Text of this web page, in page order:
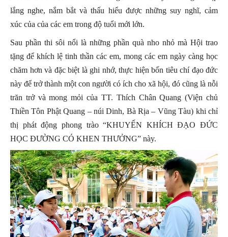
lắng nghe, nắm bắt và thấu hiểu được những suy nghĩ, cảm
xúc của của các em trong độ tuổi mới lớn.
Sau phần thi sôi nổi là những phần quà nho nhỏ mà Hội trao
tặng để khích lệ tinh thần các em, mong các em ngày càng học
chăm hơn và đặc biệt là ghi nhớ, thực hiện bốn tiêu chí đạo đức
này để trở thành một con người có ích cho xã hội, đó cũng là nỗi
trăn trở và mong mỏi của TT. Thích Chân Quang (Viện chủ
Thiền Tôn Phật Quang – núi Dinh, Bà Rịa – Vũng Tàu) khi chỉ
thị phát động phong trào “KHUYẾN KHÍCH ĐẠO ĐỨC
HỌC ĐƯỜNG CÓ KHEN THƯỞNG” này.